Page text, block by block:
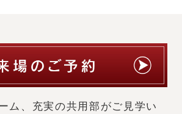
ム、充実の共用部がご見学い